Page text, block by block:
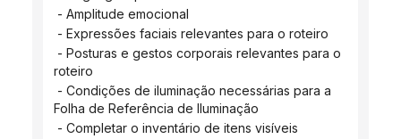
- Amplitude emocional
- Expressões faciais relevantes para o roteiro
roteiro
Folha de Referência de Iluminação
- Completar o inventário de itens visíveis